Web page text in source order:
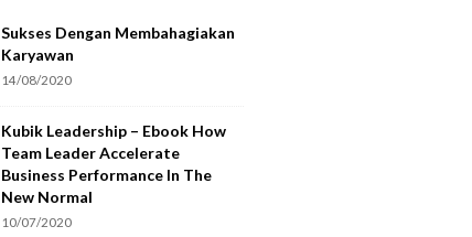
Sukses Dengan Membahagiakan
Karyawan
14/08/2020
Kubik Leadership – Ebook How
Team Leader Accelerate
Business Performance In The
New Normal
10/07/2020